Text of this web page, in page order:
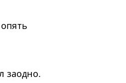
заодно.